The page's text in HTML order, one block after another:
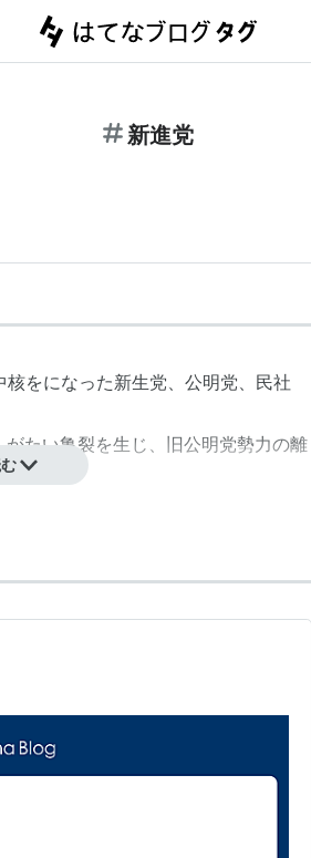
新進党
核をになった新生党、 公明党、 民社
たい亀裂を生じ、旧公明党勢力の離